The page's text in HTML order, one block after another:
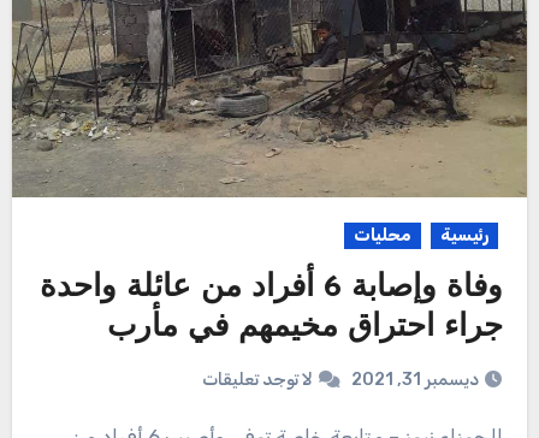
رئيسية محليات
وفاة وإصابة 6 أفراد من عائلة واحدة
جراء احتراق مخيمهم في مأرب
ديسمبر 31, 2021 لا توجد تعليقات